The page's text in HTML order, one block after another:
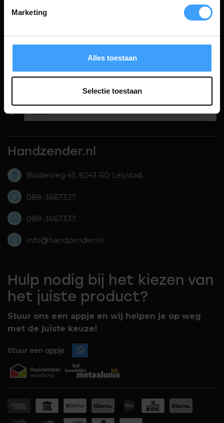
Marketing
Alles toestaan
Selectie toestaan
€
Handzender.nl
Bolderweg 43, 8243 RD Lelystad,
088-3667337
088-3667337
info@handzender.nl
Hulp nodig bij het kiezen van
het juiste product?
Stuur ons een appje en wij helpen je op weg
met de juiste keuze!
Stuur een appje